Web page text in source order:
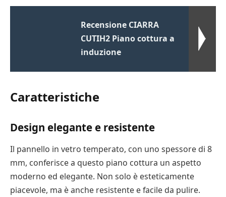
Recensione CIARRA
CUTIH2 Piano cottura a
induzione
Caratteristiche
Design elegante e resistente
Il pannello in vetro temperato, con uno spessore di 8
mm, conferisce a questo piano cottura un aspetto
moderno ed elegante. Non solo è esteticamente
piacevole, ma è anche resistente e facile da pulire.